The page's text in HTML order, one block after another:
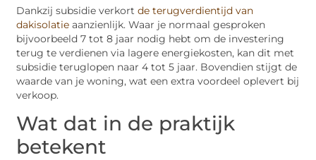
Dankzij subsidie verkortde terugverdientijd van
dakisolatie aanzienlijk. Waar je normaal gesproken
bijvoorbeeld 7 tot 8 jaar nodig hebt om de investering
terug te verdienen via lagere energiekosten, kan dit met
subsidie teruglopen naar 4 tot 5 jaar. Bovendien stijgt de
waarde van je woning, wat een extra voordeel oplevert bij
verkoop.
Wat dat in de praktijk
betekent